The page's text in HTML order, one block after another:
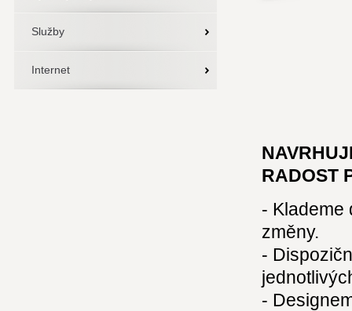
Služby
Internet
RADOST
- Klademe
změny.
-
-